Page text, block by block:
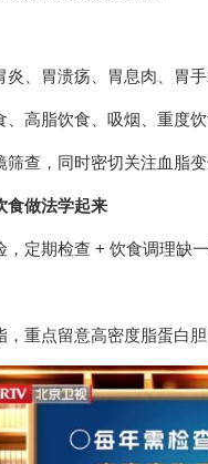
、胃溃疡、胃息肉、胃手
高脂饮食、吸烟、重度饮
查，同时密切关注血脂变
食做法学起来
定期检查 + 饮食调理缺一
重点留意高密度脂蛋白